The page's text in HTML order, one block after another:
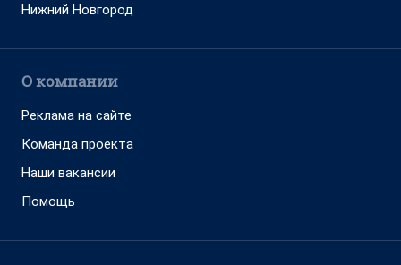
Нижний Новгород
О компании
Реклама на сайте
Команда проекта
Наши вакансии
Помощь